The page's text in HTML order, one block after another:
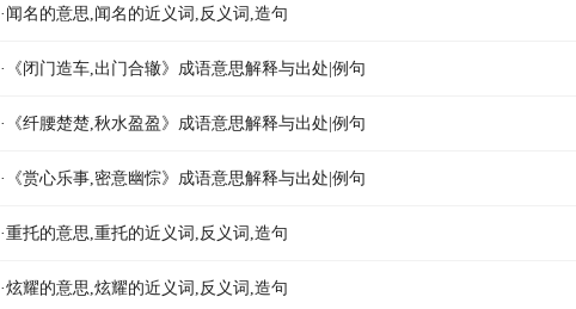
·闻名的意思,闻名的近义词,反义词,造句
·《闭门造车,出门合辙》成语意思解释与出处|例句
·《纤腰楚楚,秋水盈盈》成语意思解释与出处|例句
·《赏心乐事,密意幽悰》成语意思解释与出处|例句
·重托的意思,重托的近义词,反义词,造句
·炫耀的意思,炫耀的近义词,反义词,造句